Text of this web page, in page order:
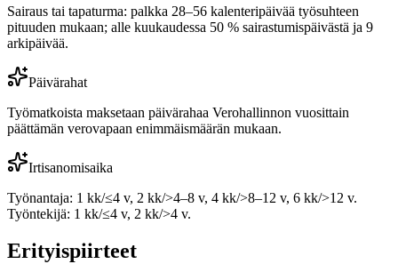
Sairaus tai tapaturma: palkka 28–56 kalenteripäivää työsuhteen
pituuden mukaan; alle kuukaudessa 50 % sairastumispäivästä ja 9
arkipäivää.
Päivärahat
Työmatkoista maksetaan päivärahaa Verohallinnon vuosittain
päättämän verovapaan enimmäismäärän mukaan.
Irtisanomisaika
Työnantaja: 1 kk/≤4 v, 2 kk/>4–8 v, 4 kk/>8–12 v, 6 kk/>12 v.
Työntekijä: 1 kk/≤4 v, 2 kk/>4 v.
Erityispiirteet